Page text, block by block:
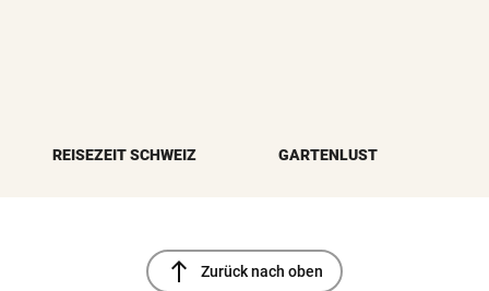
REISEZEIT SCHWEIZ GARTENLUST
north Zurück nach oben